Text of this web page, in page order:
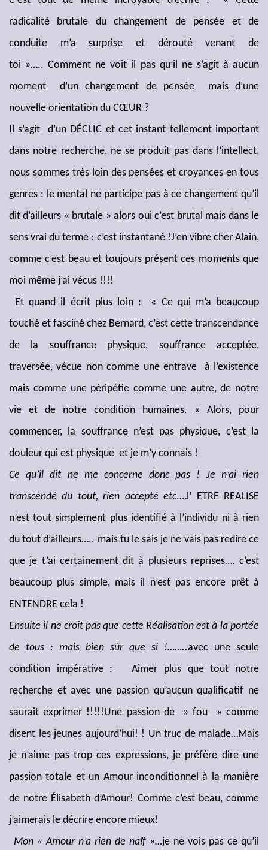
radicalité brutale du changement de pensée et de
conduite m’a surprise et dérouté venant de
toi »….. Comment ne voit il pas qu’il ne s’agit à aucun
moment d’un changement de pensée mais d’une
nouvelle orientation du CŒUR ?
Il s’agit d’un DÉCLIC et cet instant tellement important
dans notre recherche, ne se produit pas dans l’intellect,
nous sommes très loin des pensées et croyances en tous
genres : le mental ne participe pas à ce changement qu’il
dit d’ailleurs « brutale » alors oui c’est brutal mais dans le
sens vrai du terme : c’est instantané !J’en vibre cher Alain,
comme c’est beau et toujours présent ces moments que
moi même j’ai vécus !!!!
Et quand il écrit plus loin : « Ce qui m’a beaucoup
touché et fasciné chez Bernard, c’est cette transcendance
de la souffrance physique, souffrance acceptée,
traversée, vécue non comme une entrave à l’existence
mais comme une péripétie comme une autre, de notre
vie et de notre condition humaines. « Alors, pour
commencer, la souffrance n’est pas physique, c’est la
douleur qui est physique et je m’y connais !
Ce qu’il dit ne me concerne donc pas ! Je n’ai rien
transcendé du tout, rien accepté etc.…l’ ETRE REALISE
n’est tout simplement plus identifié à l’individu ni à rien
du tout d’ailleurs….. mais tu le sais je ne vais pas redire ce
que je t’ai certainement dit à plusieurs reprises…. c’est
beaucoup plus simple, mais il n’est pas encore prêt à
ENTENDRE cela !
Ensuite il ne croit pas que cette Réalisation est à la portée
de tous : mais bien sûr que si !……..avec une seule
condition impérative :
Aimer plus que tout notre
recherche et avec une passion qu’aucun qualificatif ne
saurait exprimer !!!!!Une passion de » fou » comme
disent les jeunes aujourd’hui! ! Un truc de malade…Mais
je n’aime pas trop ces expressions, je préfère dire une
passion totale et un Amour inconditionnel à la manière
de notre Élisabeth d’Amour! Comme c’est beau, comme
j’aimerais le décrire encore mieux!
Mon « Amour n’a rien de naïf »…je ne vois pas ce qu’il